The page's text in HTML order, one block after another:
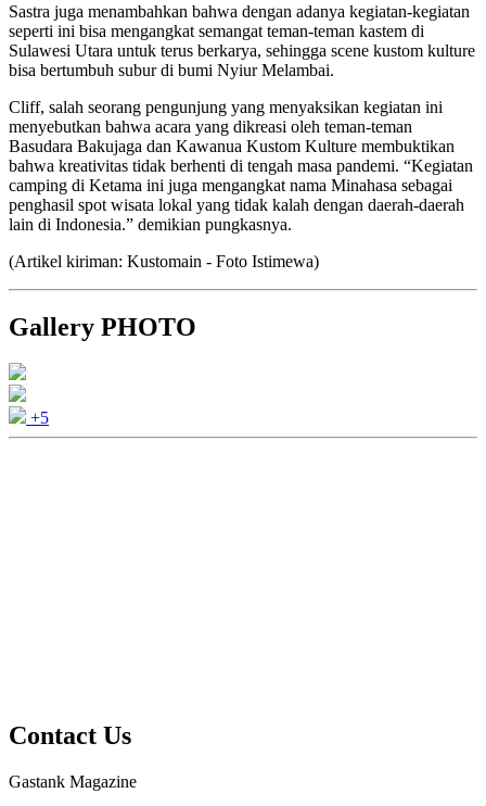
Sastra juga menambahkan bahwa dengan adanya kegiatan-kegiatan
seperti ini bisa mengangkat semangat teman-teman kastem di
Sulawesi Utara untuk terus berkarya, sehingga scene kustom kulture
bisa bertumbuh subur di bumi Nyiur Melambai.
Cliff, salah seorang pengunjung yang menyaksikan kegiatan ini
menyebutkan bahwa acara yang dikreasi oleh teman-teman
Basudara Bakujaga dan Kawanua Kustom Kulture membuktikan
bahwa kreativitas tidak berhenti di tengah masa pandemi. “Kegiatan
camping di Ketama ini juga mengangkat nama Minahasa sebagai
penghasil spot wisata lokal yang tidak kalah dengan daerah-daerah
lain di Indonesia.” demikian pungkasnya.
(Artikel kiriman: Kustomain - Foto Istimewa)
Gallery PHOTO
+5
Contact Us
Gastank Magazine